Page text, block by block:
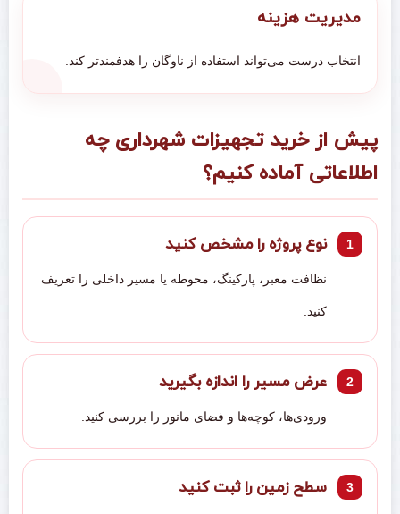
مدیریت هزینه
انتخاب درست می‌تواند استفاده از ناوگان را هدفمندتر کند.
پیش از خرید تجهیزات شهرداری چه
اطلاعاتی آماده کنیم؟
نوع پروژه را مشخص کنید
نظافت معبر، پارکینگ، محوطه یا مسیر داخلی را تعریف
کنید.
عرض مسیر را اندازه بگیرید
ورودی‌ها، کوچه‌ها و فضای مانور را بررسی کنید.
سطح زمین را ثبت کنید